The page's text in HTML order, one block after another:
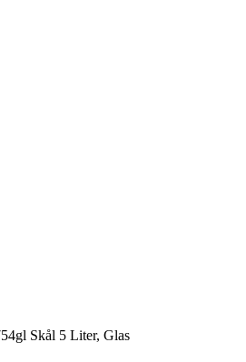
Skål 5 Liter, Glas